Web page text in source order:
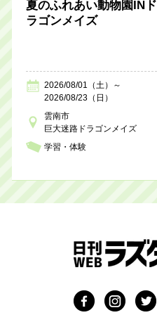
夏のふれあい動物園INド
ラゴンメイズ
2026/08/01（土）～
2026/08/23（日）
雲南市
巨大迷路ドラゴンメイズ
学習・体験